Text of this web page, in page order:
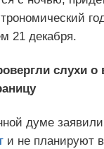
21 декабря.
слухи о
думе
и не планируют